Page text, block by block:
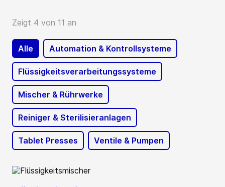
Zeigt 4 von 11 an
Alle Automation & Kontrollsysteme
Flüssigkeitsverarbeitungssysteme
Mischer & Rührwerke
Reiniger & Sterilisieranlagen
Tablet Presses Ventile & Pumpen